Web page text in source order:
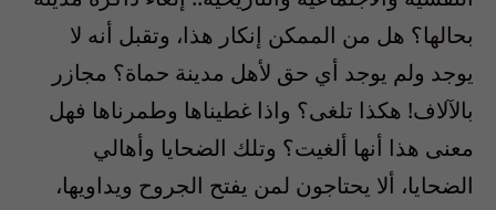
بحالها؟ هل من الممكن إنكار هذا، وتقبل أنه لا
يوجد ولم يوجد أي حق لأهل مدينة حماة؟ مجازر
بالآلاف! هكذا تلغى؟ واذا غطيناها وطمرناها فهل
معنى هذا أنها ألغيت؟ وتلك الضحايا وأهالي
الضحايا، ألا يحتاجون لمن يفتح الجروح ويداويها،